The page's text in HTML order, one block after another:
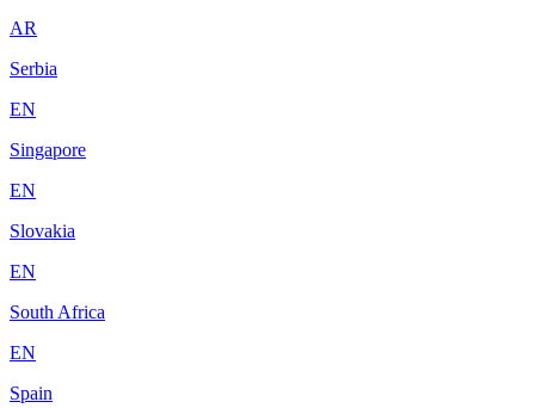
AR
Serbia
EN
Singapore
EN
Slovakia
EN
South Africa
EN
Spain